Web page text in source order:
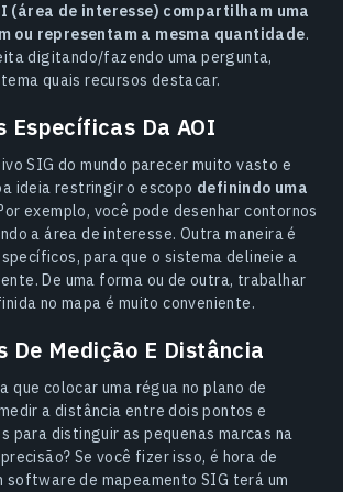
(área de interesse) compartilham uma
ou representam a mesma quantidade.
digitando/fazendo uma pergunta,
quais recursos destacar.
Específicas Da AOI
SIG do mundo parecer muito vasto e
ideia restringir o escopo definindo uma
exemplo, você pode desenhar contornos
a área de interesse. Outra maneira é
para que o sistema delineie a
De uma forma ou de outra, trabalhar
no mapa é muito conveniente.
De Medição E Distância
que colocar uma régua no plano de
a distância entre dois pontos e
para distinguir as pequenas marcas na
Se você fizer isso, é hora de
software de mapeamento SIG terá um